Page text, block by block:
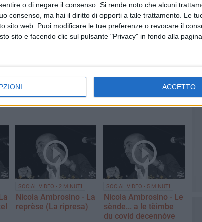
o di negare il consenso. Si rende noto che alcuni
consenso, ma hai il diritto di opporti a tale trattamento. Le
sito web. Puoi modificare le tue preferenze o revocare il
sito e facendo clic sul pulsante "Privacy" in fondo alla
ACCETTO
a
SOCIAL VIDEO
Segherie Mastrototaro
SOCIAL VIDEO - 2 MINUTI
Nicola Ambrosino - La
reprèse (La ripresa)
SOCIAL VIDEO - 5 MINUTI
Nicola Ambrosino - Le
sènde... a le tèimbe
du covid decennóve